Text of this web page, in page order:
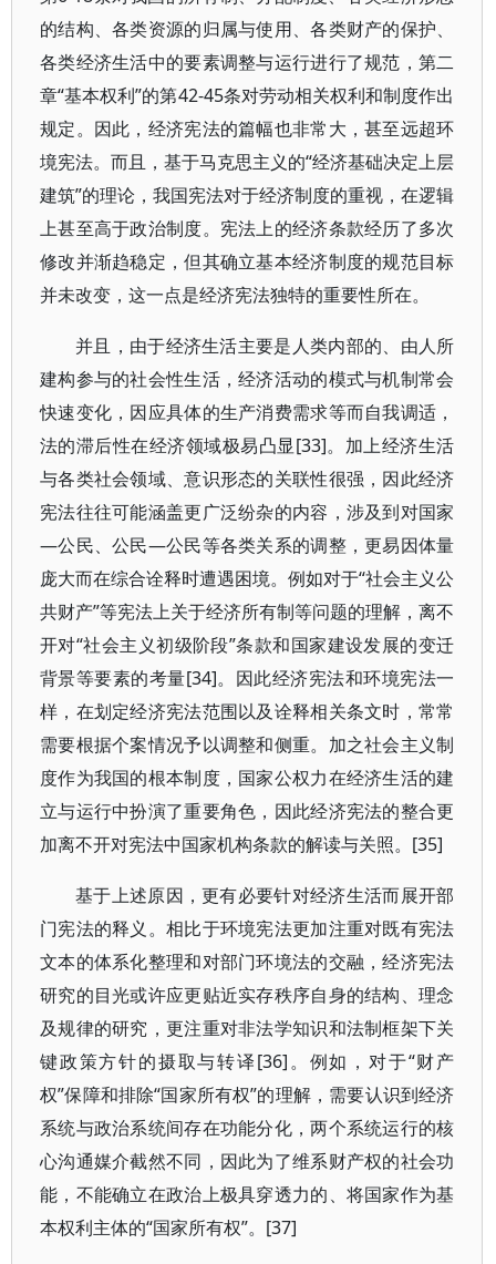
的结构、各类资源的归属与使用、各类财产的保护、
各类经济生活中的要素调整与运行进行了规范，第二
章“基本权利”的第42-45条对劳动相关权利和制度作出
规定。因此，经济宪法的篇幅也非常大，甚至远超环
境宪法。而且，基于马克思主义的“经济基础决定上层
建筑”的理论，我国宪法对于经济制度的重视，在逻辑
上甚至高于政治制度。宪法上的经济条款经历了多次
修改并渐趋稳定，但其确立基本经济制度的规范目标
并未改变，这一点是经济宪法独特的重要性所在。
并且，由于经济生活主要是人类内部的、由人所
建构参与的社会性生活，经济活动的模式与机制常会
快速变化，因应具体的生产消费需求等而自我调适，
法的滞后性在经济领域极易凸显[33]。加上经济生活
与各类社会领域、意识形态的关联性很强，因此经济
宪法往往可能涵盖更广泛纷杂的内容，涉及到对国家
—公民、公民—公民等各类关系的调整，更易因体量
庞大而在综合诠释时遭遇困境。例如对于“社会主义公
共财产”等宪法上关于经济所有制等问题的理解，离不
开对“社会主义初级阶段”条款和国家建设发展的变迁
背景等要素的考量[34]。因此经济宪法和环境宪法一
样，在划定经济宪法范围以及诠释相关条文时，常常
需要根据个案情况予以调整和侧重。加之社会主义制
度作为我国的根本制度，国家公权力在经济生活的建
立与运行中扮演了重要角色，因此经济宪法的整合更
加离不开对宪法中国家机构条款的解读与关照。[35]
基于上述原因，更有必要针对经济生活而展开部
门宪法的释义。相比于环境宪法更加注重对既有宪法
文本的体系化整理和对部门环境法的交融，经济宪法
研究的目光或许应更贴近实存秩序自身的结构、理念
及规律的研究，更注重对非法学知识和法制框架下关
键政策方针的摄取与转译[36]。例如，对于“财产
权”保障和排除“国家所有权”的理解，需要认识到经济
系统与政治系统间存在功能分化，两个系统运行的核
心沟通媒介截然不同，因此为了维系财产权的社会功
能，不能确立在政治上极具穿透力的、将国家作为基
本权利主体的“国家所有权”。[37]